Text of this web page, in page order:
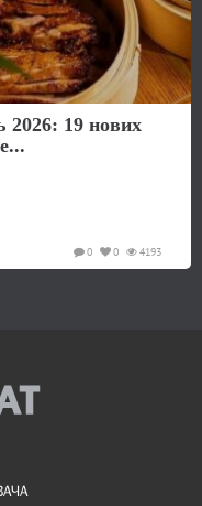
2026: 19 нових
4193
0
0